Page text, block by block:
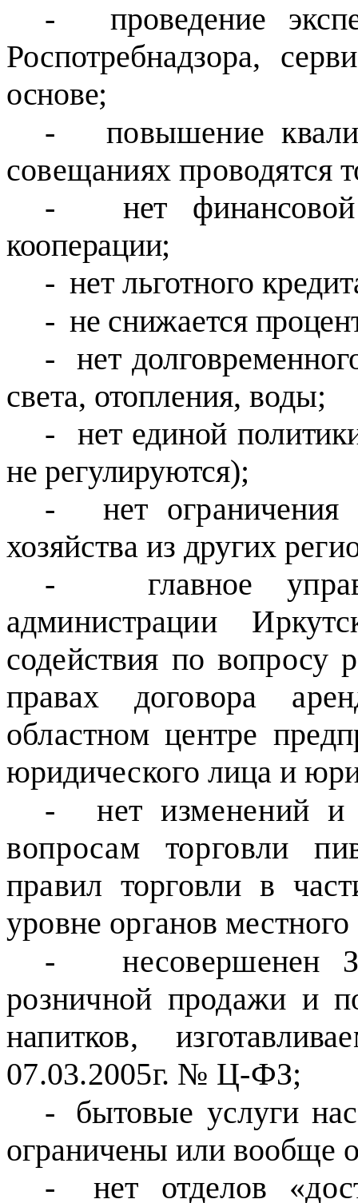
-
проведение
Роспотребнадзора,
основе;
-повышение
совещаниях проводятся
-
нет
кооперации;
- нет льготного
- не снижается
-
нет
света, отопления, воды;
-
нет единой
не регулируются);
-
нет ограничения
хозяйства из других
-
главное
администрации
содействия по вопросу
правах договора
областном центре
юридического лица и
-
нет изменений
вопросам торговли
правил торговли в
уровне органов
-несовершенен
розничной продажи и
напитков,
07.03.2005г. № Ц-ФЗ;
-
бытовые услуги
ограничены или вообще
-
нет отделов